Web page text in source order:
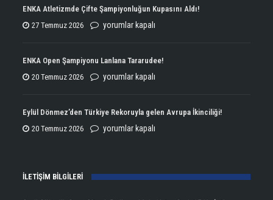
ENKA Atletizmde Çifte Şampiyonluğun Kupasını Aldı!
27 Temmuz 2026
ENKA
Çifte
Şampiyonluğun
Aldı!
yorumlar kapalı
ENKA Open Şampiyonu Lanlana Tararudee!
20 Temmuz 2026
ENKA
Şampiyonu
Lanlana
yorumlar kapalı
Eylül Dönmez’den Türkiye Rekoruyla gelen Avrupa İkinciliği!
20 Temmuz 2026
Eylül
Rekoruyla
yorumlar kapalı
İLETİŞİM BİLGİLERİ